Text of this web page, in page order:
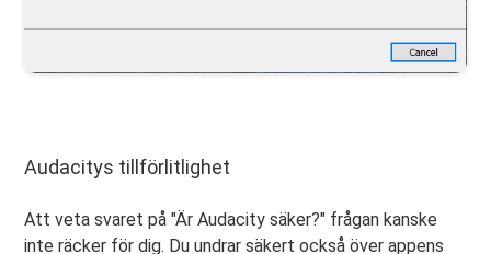
Audacitys tillförlitlighet
Att veta svaret på "Är Audacity säker?" frågan kanske
inte räcker för dig. Du undrar säkert också över appens